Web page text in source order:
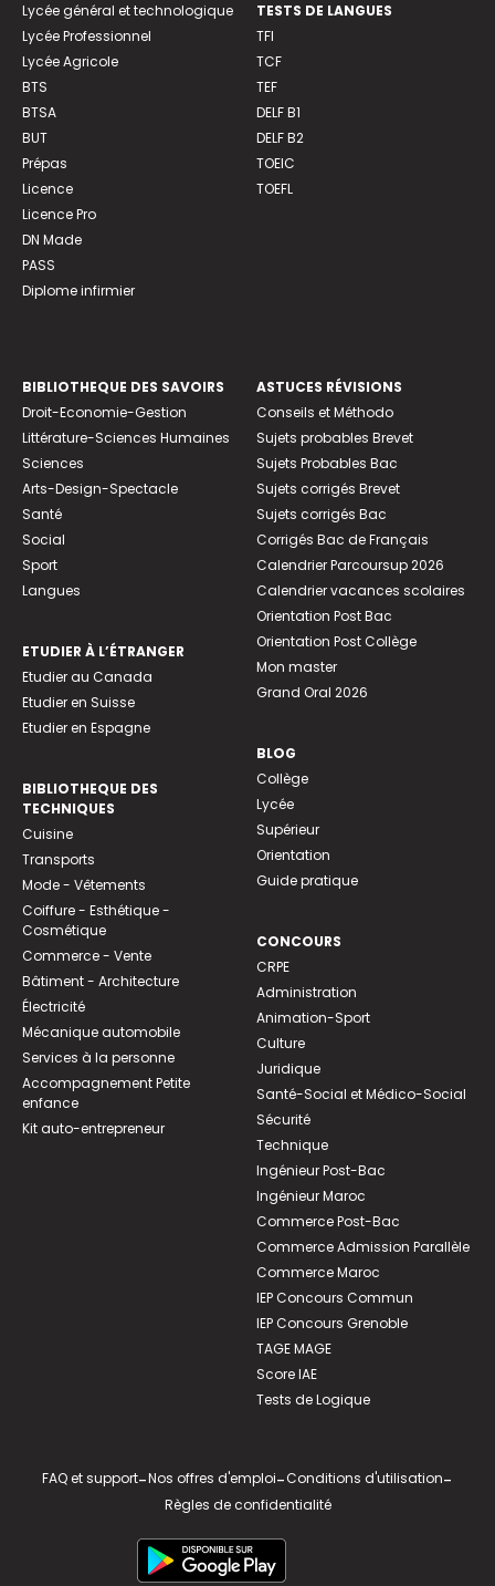
Lycée général et technologique
Lycée Professionnel
Lycée Agricole
BTS
BTSA
BUT
Prépas
Licence
Licence Pro
DN Made
PASS
Diplome infirmier
TESTS DE LANGUES
TFI
TCF
TEF
DELF B1
DELF B2
TOEIC
TOEFL
BIBLIOTHEQUE DES SAVOIRS
Droit-Economie-Gestion
Littérature-Sciences Humaines
Sciences
Arts-Design-Spectacle
Santé
Social
Sport
Langues
ETUDIER À L’ÉTRANGER
Etudier au Canada
Etudier en Suisse
Etudier en Espagne
BIBLIOTHEQUE DES
TECHNIQUES
Cuisine
Transports
Mode - Vêtements
Coiffure - Esthétique -
Cosmétique
Commerce - Vente
Bâtiment - Architecture
Électricité
Mécanique automobile
Services à la personne
Accompagnement Petite
enfance
Kit auto-entrepreneur
ASTUCES RÉVISIONS
Conseils et Méthodo
Sujets probables Brevet
Sujets Probables Bac
Sujets corrigés Brevet
Sujets corrigés Bac
Corrigés Bac de Français
Calendrier Parcoursup 2026
Calendrier vacances scolaires
Orientation Post Bac
Orientation Post Collège
Mon master
Grand Oral 2026
BLOG
Collège
Lycée
Supérieur
Orientation
Guide pratique
CONCOURS
CRPE
Administration
Animation-Sport
Culture
Juridique
Santé-Social et Médico-Social
Sécurité
Technique
Ingénieur Post-Bac
Ingénieur Maroc
Commerce Post-Bac
Commerce Admission Parallèle
Commerce Maroc
IEP Concours Commun
IEP Concours Grenoble
TAGE MAGE
Score IAE
Tests de Logique
FAQ et support-Nos offres d'emploi-Conditions d'utilisation-
Règles de confidentialité